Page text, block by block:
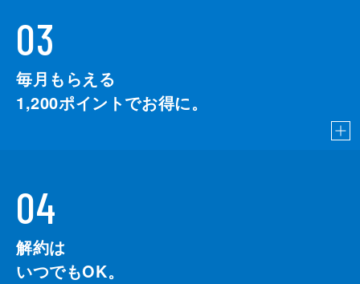
03
毎月もらえる
1,200ポイントでお得に。
04
解約は
いつでもOK。